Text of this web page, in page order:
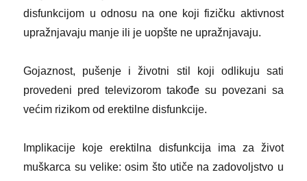
disfunkcijom u odnosu na one koji fizičku aktivnost
upražnjavaju manje ili je uopšte ne upražnjavaju.
Gojaznost, pušenje i životni stil koji odlikuju sati
provedeni pred televizorom takođe su povezani sa
većim rizikom od erektilne disfunkcije.
Implikacije koje erektilna disfunkcija ima za život
muškarca su velike: osim što utiče na zadovoljstvo u